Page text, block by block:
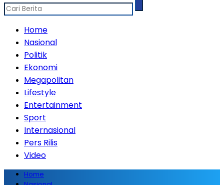
Home
Nasional
Politik
Ekonomi
Megapolitan
Lifestyle
Entertainment
Sport
Internasional
Pers Rilis
Video
Home